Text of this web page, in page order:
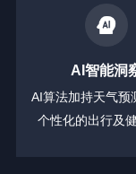
AI智能洞
AI算法加持天气预
个性化的出行及